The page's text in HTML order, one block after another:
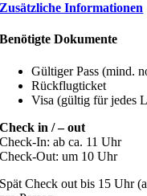
Zusätzliche Informationen
Benötigte Dokumente
Gültiger Pass (mind.
Rückflugticket
Visa (gültig für jedes
Check in / – out
Check-In: ab ca. 11 Uhr
Check-Out: um 10 Uhr
Spät Check out bis 15 Uhr